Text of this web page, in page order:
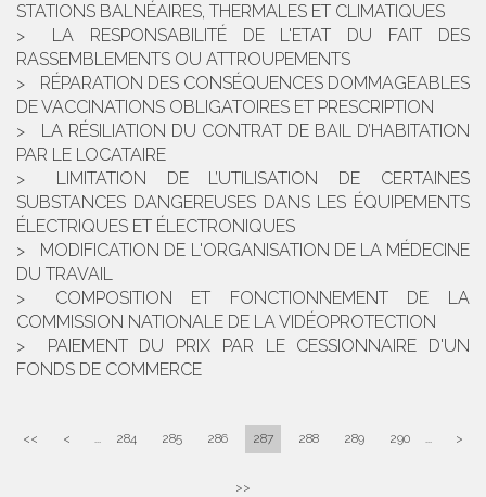
STATIONS BALNÉAIRES, THERMALES ET CLIMATIQUES
LA RESPONSABILITÉ DE L'ETAT DU FAIT DES
RASSEMBLEMENTS OU ATTROUPEMENTS
RÉPARATION DES CONSÉQUENCES DOMMAGEABLES
DE VACCINATIONS OBLIGATOIRES ET PRESCRIPTION
LA RÉSILIATION DU CONTRAT DE BAIL D’HABITATION
PAR LE LOCATAIRE
LIMITATION DE L’UTILISATION DE CERTAINES
SUBSTANCES DANGEREUSES DANS LES ÉQUIPEMENTS
ÉLECTRIQUES ET ÉLECTRONIQUES
MODIFICATION DE L'ORGANISATION DE LA MÉDECINE
DU TRAVAIL
COMPOSITION ET FONCTIONNEMENT DE LA
COMMISSION NATIONALE DE LA VIDÉOPROTECTION
PAIEMENT DU PRIX PAR LE CESSIONNAIRE D'UN
FONDS DE COMMERCE
<< < ... 284 285 286 287 288 289 290 ... >
>>